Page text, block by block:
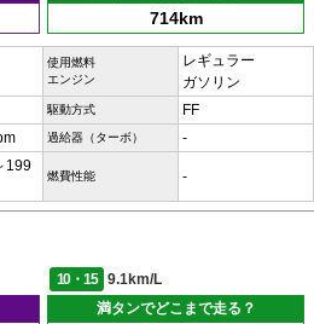
714km
使用燃料
エンジン
レギュラー
ガソリン
駆動方式 FF
過給器（ターボ） -
199
燃費性能 -
10・15
9.1km/L
満タンでどこまで走る？